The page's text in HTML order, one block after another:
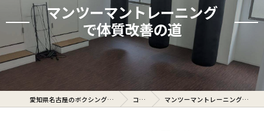
マンツーマントレーニング
で体質改善の道
愛知県名古屋のボクシングジムならcerto コラム マンツーマントレーニングで体質改善の道